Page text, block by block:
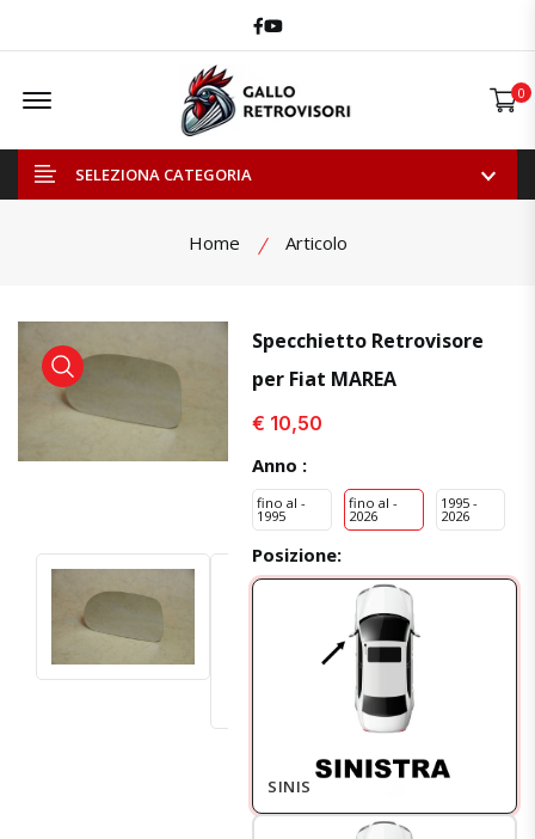
Facebook
Youtube
Offcanvas Menu Open 0
SELEZIONA CATEGORIA
Home Articolo
visualizza prodotto visualizza prodotto
Specchietto Retrovisore
per Fiat MAREA
€ 10,50
Anno :
fino al -
1995
fino al -
2026
1995 -
2026
Posizione:
SINISTRO